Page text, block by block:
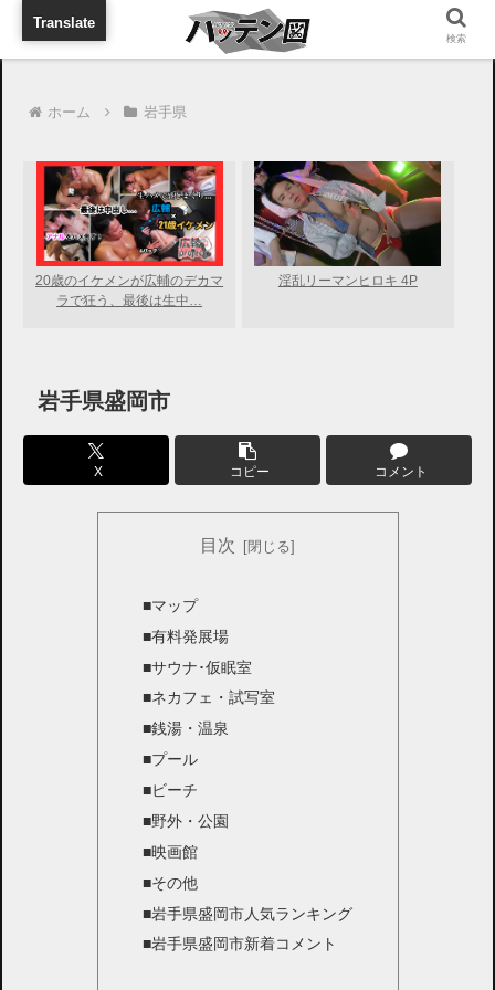
旅行に出張に待ち合わせに
ホーム 岩手県
20歳のイケメンが広輔のデカマ
ラで狂う、最後は生中…
淫乱リーマンヒロキ 4P
岩手県盛岡市
X コピー コメント
目次
■マップ
■有料発展場
■サウナ･仮眠室
■ネカフェ・試写室
■銭湯・温泉
■プール
■ビーチ
■野外・公園
■映画館
■その他
■岩手県盛岡市人気ランキング
■岩手県盛岡市新着コメント
検索
Translate